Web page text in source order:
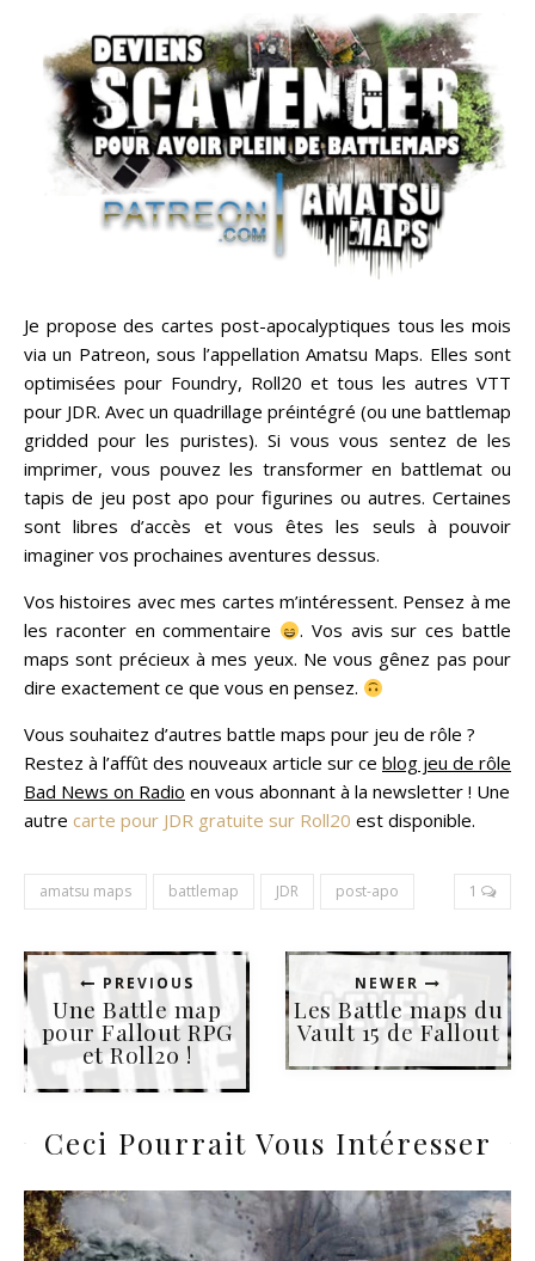
Je propose des cartes post-apocalyptiques tous les mois
via un Patreon, sous l’appellation Amatsu Maps. Elles sont
optimisées pour Foundry, Roll20 et tous les autres VTT
pour JDR. Avec un quadrillage préintégré (ou une battlemap
gridded pour les puristes). Si vous vous sentez de les
imprimer, vous pouvez les transformer en battlemat ou
tapis de jeu post apo pour figurines ou autres. Certaines
sont libres d’accès et vous êtes les seuls à pouvoir
imaginer vos prochaines aventures dessus.
Vos histoires avec mes cartes m’intéressent. Pensez à me
les raconter en commentaire
. Vos avis sur ces battle
maps sont précieux à mes yeux. Ne vous gênez pas pour
dire exactement ce que vous en pensez.
Vous souhaitez d’autres battle maps pour jeu de rôle ?
Restez à l’affût des nouveaux article sur ce blog jeu de rôle
Bad News on Radio en vous abonnant à la newsletter ! Une
autre carte pour JDR gratuite sur Roll20 est disponible.
amatsu maps battlemap JDR post-apo 1
PREVIOUS
Une Battle map
pour Fallout RPG
et Roll20 !
NEWER
Les Battle maps du
Vault 15 de Fallout
Ceci Pourrait Vous Intéresser